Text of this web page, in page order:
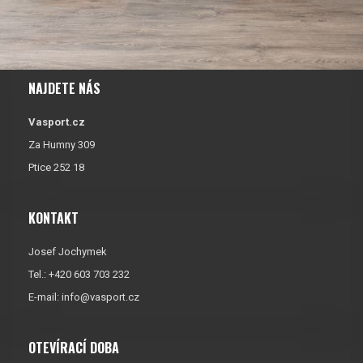
NAJDETE NÁS
Vasport.cz
Za Humny 309
Ptice 252 18
KONTAKT
Josef Jochymek
Tel.: +420 603 703 232
E-mail: info@vasport.cz
OTEVÍRACÍ DOBA